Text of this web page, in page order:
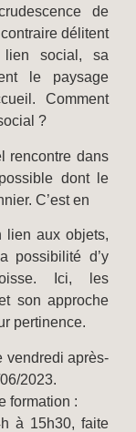
de
délitent
lien social, sa
le paysage
Comment
?
rencontre dans
dont le
C’est en
lien aux objets,
possibilité d’y
Ici, les
son approche
pertinence.
vendredi après-
2023.
formation :
à 15h30, faite